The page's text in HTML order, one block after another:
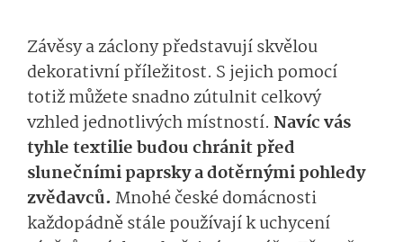
Závěsy a záclony představují skvělou
dekorativní příležitost. S jejich pomocí
totiž můžete snadno zútulnit celkový
vzhled jednotlivých místností. Navíc vás
tyhle textilie budou chránit před
slunečními paprsky a dotěrnými pohledy
zvědavců. Mnohé české domácnosti
každopádně stále používají k uchycení